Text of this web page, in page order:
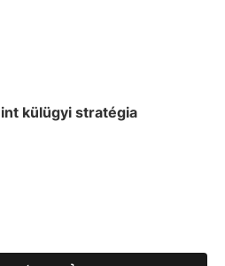
külügyi stratégia